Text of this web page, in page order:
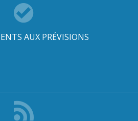
AUX PRÉVISIONS